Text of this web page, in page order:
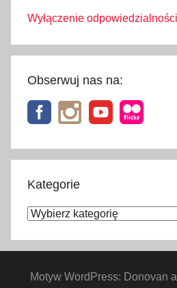
Wyłączenie
Obserwuj nas na:
Kategorie
Kategorie
Motyw WordPress: Donovan